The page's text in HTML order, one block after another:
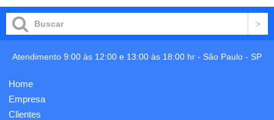
Espessura:
2cm.
Personalização
inclusa.
de
cutícula,
Atendimento 9:00 às 12:00 e 13:00 às 18:00 hr - São Paulo - SP
Home
Empresa
Clientes